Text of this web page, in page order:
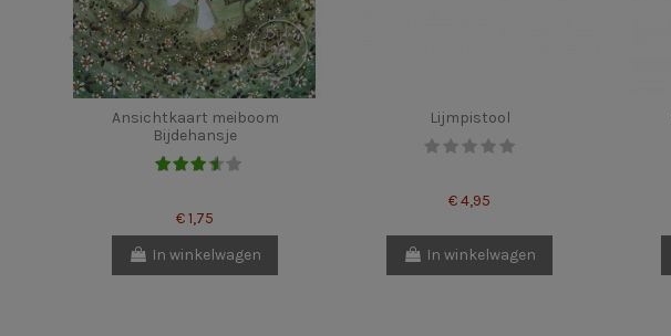
Ansichtkaart meiboom
Bijdehansje
€ 1,75
In winkelwagen
Lijmpistool
€ 4,95
In winkelwagen